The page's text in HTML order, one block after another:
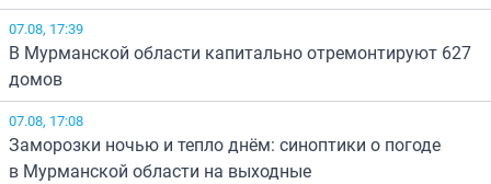
07.08, 17:39
В Мурманской области капитально отремонтируют 627
домов
07.08, 17:08
Заморозки ночью и тепло днём: синоптики о погоде
в Мурманской области на выходные